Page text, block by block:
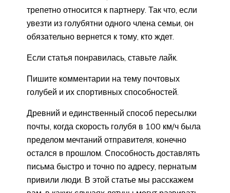
трепетно относится к партнеру. Так что, если
увезти из голубятни одного члена семьи, он
обязательно вернется к тому, кто ждет.
Если статья понравилась, ставьте лайк.
Пишите комментарии на тему почтовых
голубей и их спортивных способностей.
Древний и единственный способ пересылки
почты, когда скорость голубя в 100 км/ч была
пределом мечтаний отправителя, конечно
остался в прошлом. Способность доставлять
письма быстро и точно по адресу, пернатым
привили люди. В этой статье мы расскажем